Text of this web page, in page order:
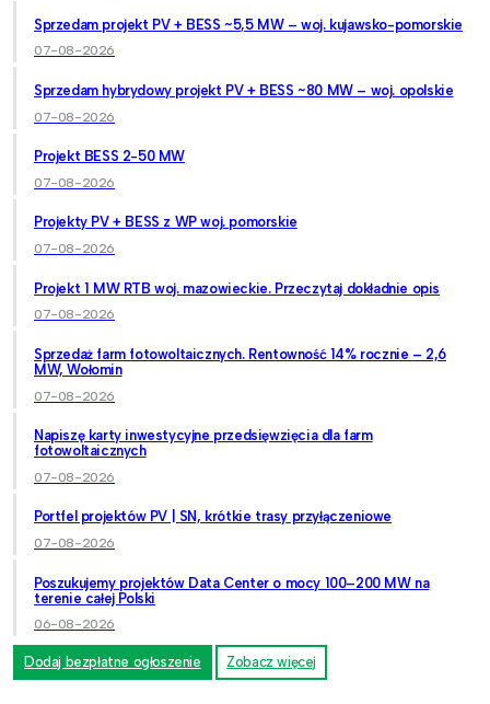
Sprzedam projekt PV + BESS ~5,5 MW – woj. kujawsko-pomorskie
07-08-2026
Sprzedam hybrydowy projekt PV + BESS ~80 MW – woj. opolskie
07-08-2026
Projekt BESS 2-50 MW
07-08-2026
Projekty PV + BESS z WP woj. pomorskie
07-08-2026
Projekt 1 MW RTB woj. mazowieckie. Przeczytaj dokładnie opis
07-08-2026
Sprzedaż farm fotowoltaicznych. Rentowność 14% rocznie – 2,6
MW, Wołomin
07-08-2026
Napiszę karty inwestycyjne przedsięwzięcia dla farm
fotowoltaicznych
07-08-2026
Portfel projektów PV | SN, krótkie trasy przyłączeniowe
07-08-2026
Poszukujemy projektów Data Center o mocy 100–200 MW na
terenie całej Polski
06-08-2026
Dodaj bezpłatne ogłoszenie Zobacz więcej